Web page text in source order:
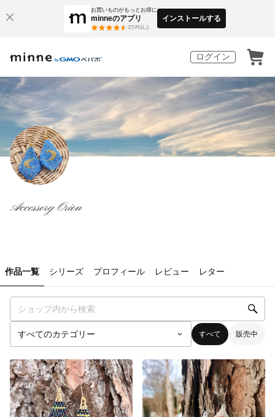
お買いものがもっとお得に
minneのアプリ
3万件以上
インストールする
ログイン
Accessory Orion
作品一覧 シリーズ プロフィール レビュー レター
すべて 販売中